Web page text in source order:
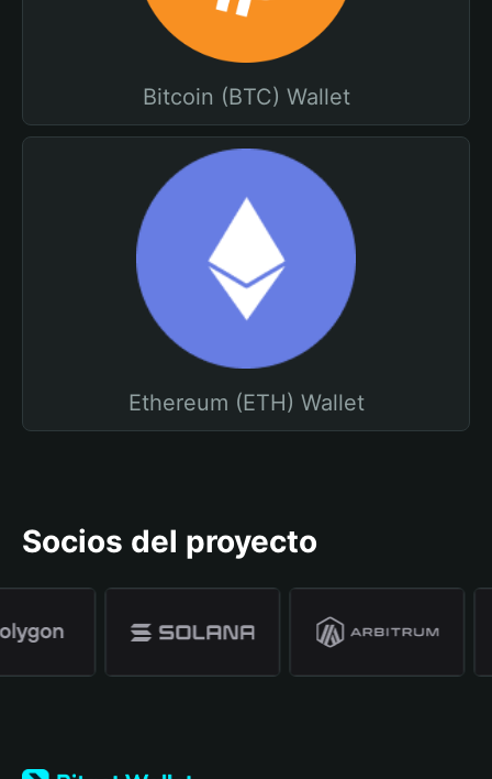
Bitcoin (BTC) Wallet
Ethereum (ETH) Wallet
Socios del proyecto